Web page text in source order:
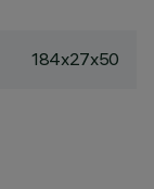
184x27x50